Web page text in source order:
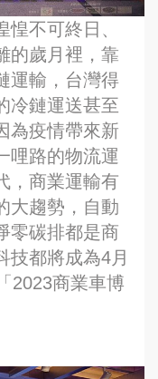
不可終日、
的歲月裡，靠
運輸，台灣得
冷鏈運送甚至
為疫情帶來新
哩路的物流運
，商業運輸有
大趨勢，自動
零碳排都是商
技都將成為4月
2023商業車博